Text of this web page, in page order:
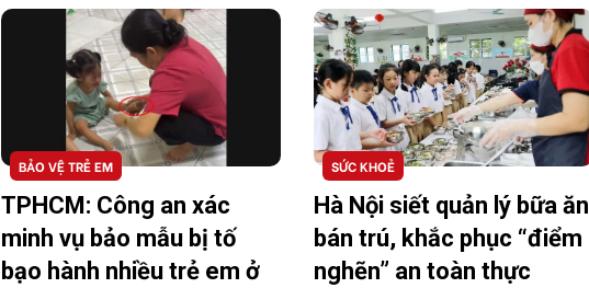
BẢO VỆ TRẺ EM
TPHCM: Công an xác
minh vụ bảo mẫu bị tố
bạo hành nhiều trẻ em ở
SỨC KHOẺ
Hà Nội siết quản lý bữa ăn
bán trú, khắc phục “điểm
nghẽn” an toàn thực